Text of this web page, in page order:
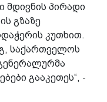
მდივნის პირადი
გზაზე
კუთხით.
საქართველოს
გააკეთეს“, -